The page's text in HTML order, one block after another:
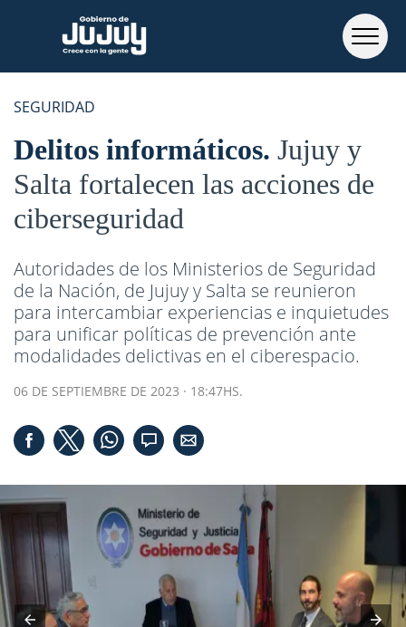
SEGURIDAD
Delitos informáticos Jujuy y
Salta fortalecen las acciones de
ciberseguridad
Autoridades de los Ministerios de Seguridad
de la Nación, de Jujuy y Salta se reunieron
para intercambiar experiencias e inquietudes
para unificar políticas de prevención ante
modalidades delictivas en el ciberespacio.
06 DE SEPTIEMBRE DE 2023 · 18:47HS.